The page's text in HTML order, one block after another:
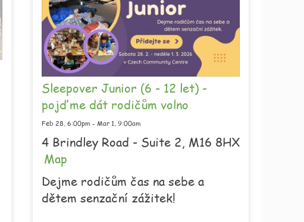
Sleepover Junior (6 - 12 let) -
pojďme dát rodičům volno
Feb 28, 6:00pm - Mar 1, 9:00am
4 Brindley Road - Suite 2, M16 8HX
Map
Dejme rodičům čas na sebe a
dětem senzační zážitek!